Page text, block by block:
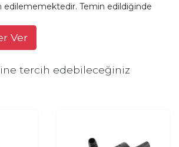
edilememektedir. Temin edildiğinde
Ver
tercih edebileceğiniz